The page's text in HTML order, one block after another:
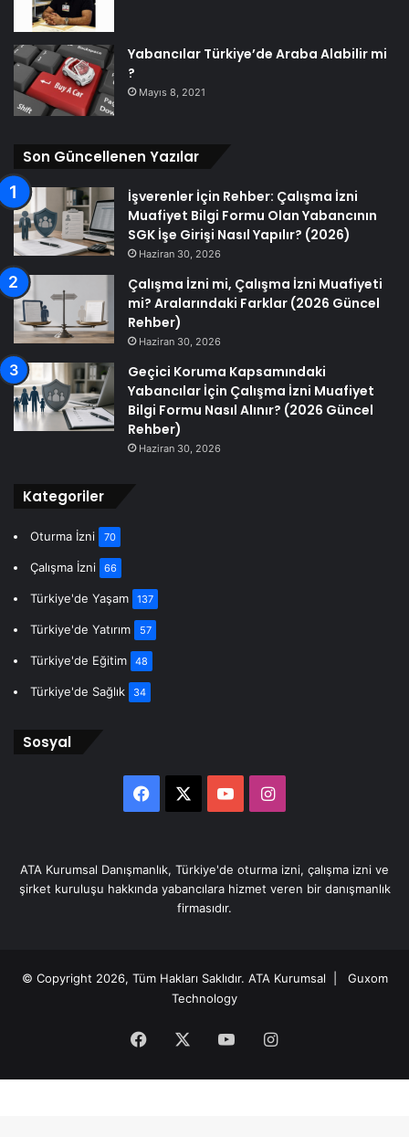
Yabancılar Türkiye’de Araba Alabilir mi
?
Mayıs 8, 2021
Son Güncellenen Yazılar
İşverenler İçin Rehber: Çalışma İzni
Muafiyet Bilgi Formu Olan Yabancının
SGK İşe Girişi Nasıl Yapılır? (2026)
Haziran 30, 2026
Çalışma İzni mi, Çalışma İzni Muafiyeti
mi? Aralarındaki Farklar (2026 Güncel
Rehber)
Haziran 30, 2026
Geçici Koruma Kapsamındaki
Yabancılar İçin Çalışma İzni Muafiyet
Bilgi Formu Nasıl Alınır? (2026 Güncel
Rehber)
Haziran 30, 2026
Kategoriler
Oturma İzni 70
Çalışma İzni 66
Türkiye'de Yaşam 137
Türkiye'de Yatırım 57
Türkiye'de Eğitim 48
Türkiye'de Sağlık 34
Sosyal
Facebook YouTubeInstagram
ATA Kurumsal Danışmanlık, Türkiye'de oturma izni, çalışma izni ve
şirket kuruluşu hakkında yabancılara hizmet veren bir danışmanlık
firmasıdır.
© Copyright 2026, Tüm Hakları Saklıdır. ATA Kurumsal | Guxom
Technology
Facebook YouTubeInstagram